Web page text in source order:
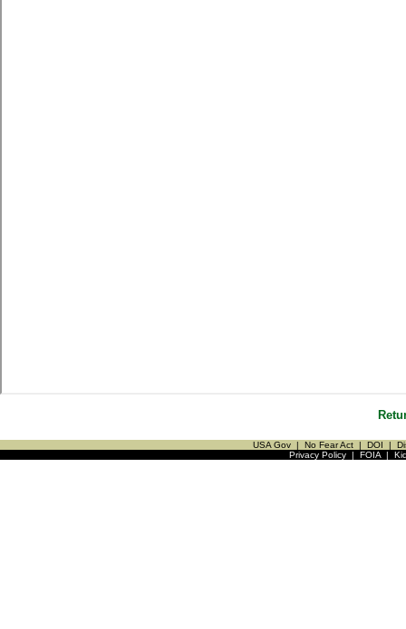
USA Gov | No Fear Act | DOI |
Privacy Policy| FOIA|